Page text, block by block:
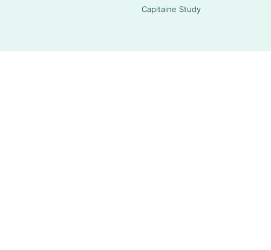
Capitaine Study